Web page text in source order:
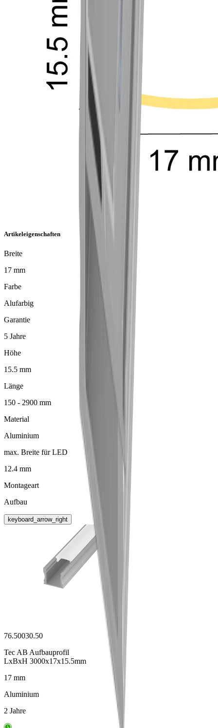
Artikeleigenschaften
Breite
17 mm
Farbe
Alufarbig
Garantie
5 Jahre
Höhe
15.5 mm
Länge
150 - 2900 mm
Material
Aluminium
max. Breite für LED
12.4 mm
Montageart
Aufbau
keyboard_arrow_right
76.50030.50
Tec AB Aufbauprofil
LxBxH 3000x17x15.5mm
17 mm
Aluminium
2 Jahre